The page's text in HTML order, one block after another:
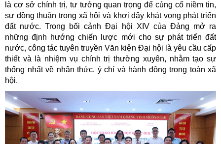
là cơ sở chính trị, tư tưởng quan trọng để củng cố niềm tin,
sự đồng thuận trong xã hội và khơi dậy khát vọng phát triển
đất nước. Trong bối cảnh Đại hội XIV của Đảng mở ra
những định hướng chiến lược mới cho sự phát triển đất
nước, công tác tuyên truyền Văn kiện Đại hội là yêu cầu cấp
thiết và là nhiệm vụ chính trị thường xuyên, nhằm tạo sự
thống nhất về nhận thức, ý chí và hành động trong toàn xã
hội.